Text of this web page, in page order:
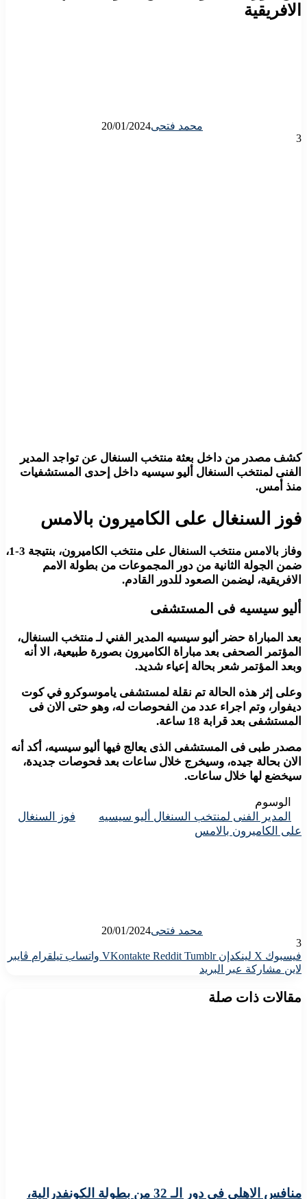
الافريقية
محمد فتحى20/01/2024
3
كشف مصدر من داخل بعثة منتخب السنغال عن تواجد المدير
الفنى لمنتخب السنغال أليو سيسيه داخل إحدى المستشفيات
منذ أمس.
فوز السنغال على الكاميرون بالامس
وفاز بالامس منتخب السنغال على منتخب الكاميرون، بنتيجة 3-1،
ضمن الجولة الثانية من دور المجموعات من بطولة الامم
الافريقية، ليضمن الصعود للدور القادم.
أليو سيسيه فى المستشفى
بعد المباراة حضر أليو سيسيه المدير الفني لـ منتخب السنغال،
المؤتمر الصحفى بعد مباراة الكاميرون بصورة طبيعية، الا أنه
وبعد المؤتمر شعر بحالة إعياء شديد.
وعلى إثر هذه الحالة تم نقلة لمستشفى ياموسوكرو في كوت
ديفوار، وتم اجراء عدد من الفحوصات له، وهو حتى الان فى
المستشفى بعد قرابة 18 ساعة.
مصدر طبى فى المستشفى الذى يعالج فيها أليو سيسيه، أكد أنه
الان بحالة جيده، وسيخرج خلال ساعات بعد فحوصات جديدة،
سيخضع لها خلال ساعات.
الوسوم
المدير الفنى لمنتخب السنغال أليو سيسيه
فوز السنغال
على الكاميرون بالامس
محمد فتحى20/01/2024
3
فيسبوك X لينكدإن واتساب تيلقرام ڤايبر
لاين مشاركة عبر البريد
مقالات ذات صلة
منافس الاهلى فى دور الـ 32 من بطولة الكونفدرالية،